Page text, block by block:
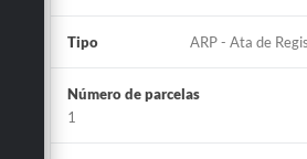
Tipo ARP - Ata de
Número de parcelas
1